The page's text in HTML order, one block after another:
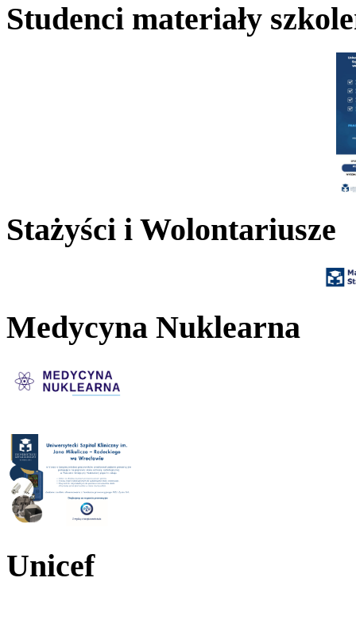
Studenci materiały
Stażyści i Wolontariusze
Medycyna Nuklearna
Unicef